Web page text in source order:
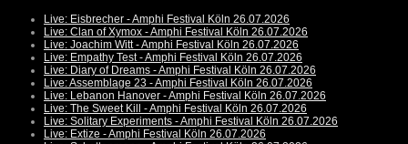
Live: Eisbrecher - Amphi Festival Köln 26.07.2026
Live: Clan of Xymox - Amphi Festival Köln 26.07.2026
Live: Joachim Witt - Amphi Festival Köln 26.07.2026
Live: Empathy Test - Amphi Festival Köln 26.07.2026
Live: Diary of Dreams - Amphi Festival Köln 26.07.2026
Live: Assemblage 23 - Amphi Festival Köln 26.07.2026
Live: Lebanon Hanover - Amphi Festival Köln 26.07.2026
Live: The Sweet Kill - Amphi Festival Köln 26.07.2026
Live: Solitary Experiments - Amphi Festival Köln 26.07.2026
Live: Extize - Amphi Festival Köln 26.07.2026